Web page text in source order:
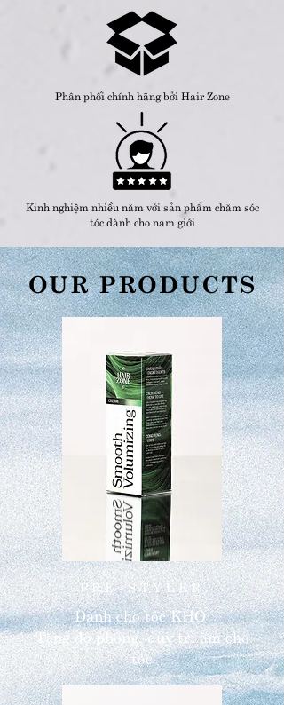
Phân phối chính hãng bởi Hair Zone
​Kinh nghiệm nhiều năm với sản phẩm chăm sóc
tóc dành cho nam giới
OUR PRODUCTS
PRE-STYLER
Dành cho tóc KHÔ
Tăng độ phồng, duy trì ẩm cho
tóc